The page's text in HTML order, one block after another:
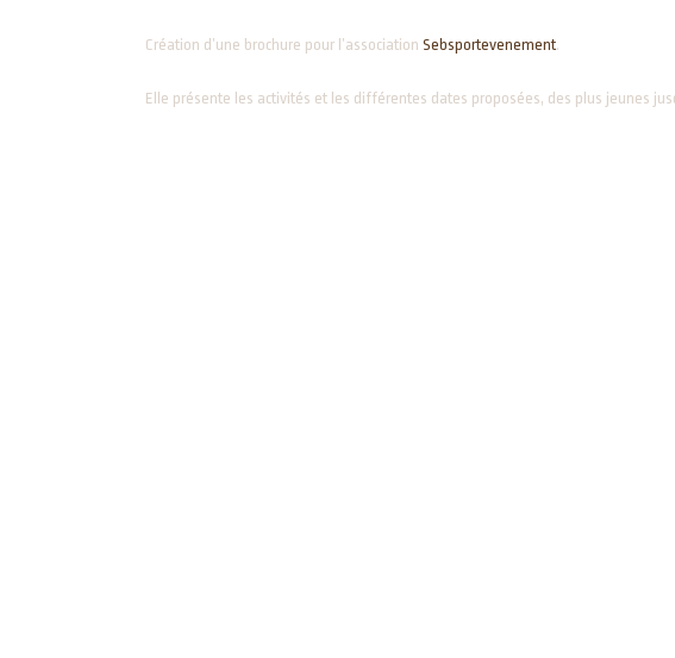
Création d’une brochure pour l’association Sebsportevenement.
Elle présente les activités et les différentes dates proposées, des plus jeunes